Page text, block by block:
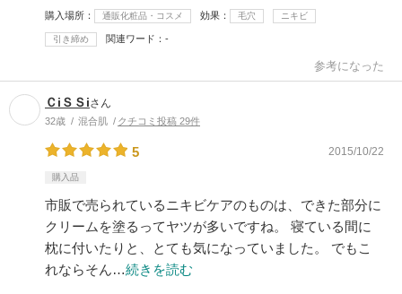
購入場所 通販化粧品・コスメ 効果 毛穴 ニキビ
引き締め 関連ワード -
参考になった
ＣiＳＳiさん
32歳 混合肌 クチコミ投稿 29件
5 2015/10/22
購入品
市販で売られているニキビケアのものは、できた部分に
クリームを塗るってヤツが多いですね。 寝ている間に
枕に付いたりと、とても気になっていました。 でもこ
れならそん…続きを読む